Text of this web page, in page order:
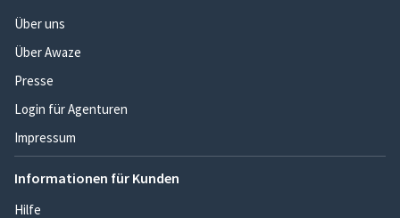
Über uns
Über Awaze
Presse
Login für Agenturen
Impressum
Informationen für Kunden
Hilfe